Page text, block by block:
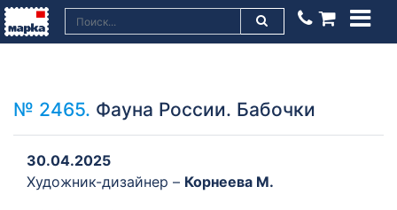
№ 2465. Фауна России. Бабочки
30.04.2025
Художник-дизайнер – Корнеева М.